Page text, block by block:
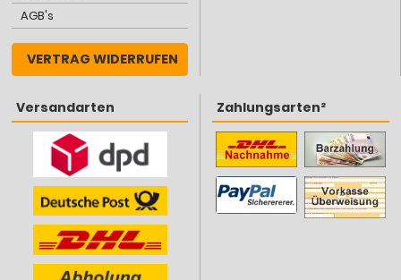
AGB's
VERTRAG WIDERRUFEN
Versandarten Zahlungsarten²